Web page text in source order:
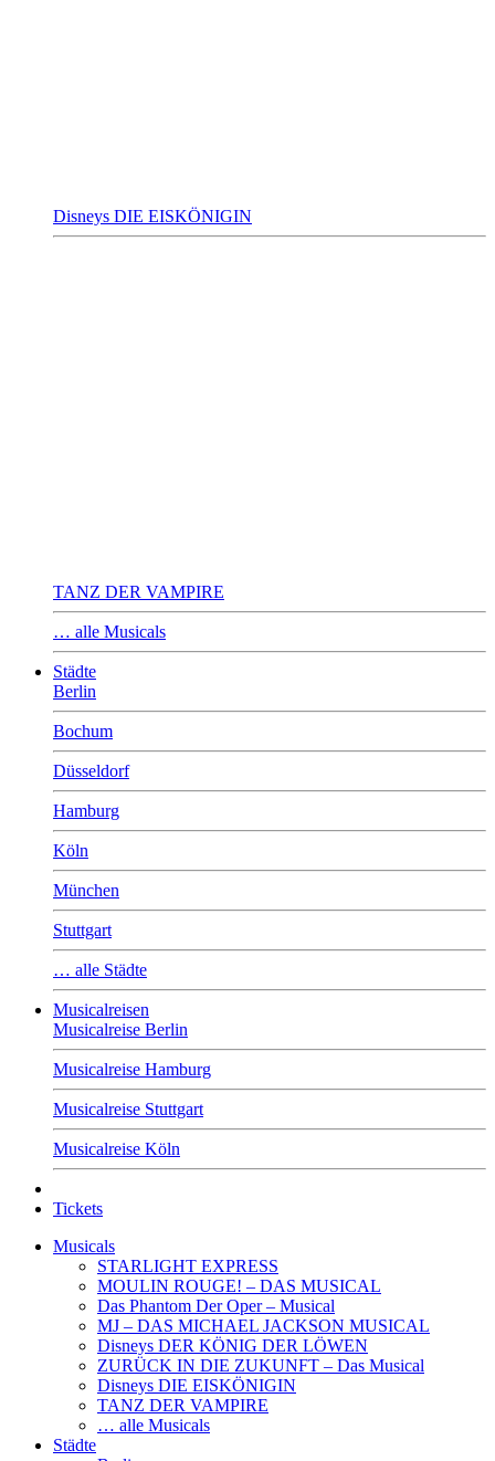
Disneys DIE EISKÖNIGIN
TANZ DER VAMPIRE
… alle Musicals
Städte
Berlin
Bochum
Düsseldorf
Hamburg
Köln
München
Stuttgart
… alle Städte
Musicalreisen
Musicalreise Berlin
Musicalreise Hamburg
Musicalreise Stuttgart
Musicalreise Köln
Tickets
Musicals
STARLIGHT EXPRESS
MOULIN ROUGE! – DAS MUSICAL
Das Phantom Der Oper – Musical
MJ – DAS MICHAEL JACKSON MUSICAL
Disneys DER KÖNIG DER LÖWEN
ZURÜCK IN DIE ZUKUNFT – Das Musical
Disneys DIE EISKÖNIGIN
TANZ DER VAMPIRE
… alle Musicals
Städte